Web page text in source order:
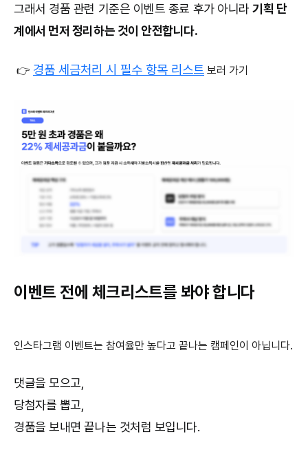
그래서 경품 관련 기준은 이벤트 종료 후가 아니라기획 단
계에서 먼저 정리하는 것이 안전합니다.
👉 경품 세금처리 시 필수 항목 리스트 보러 가기
이벤트 전에 체크리스트를 봐야 합니다
인스타그램 이벤트는 참여율만 높다고 끝나는 캠페인이 아닙니다.
댓글을 모으고,
당첨자를 뽑고,
경품을 보내면 끝나는 것처럼 보입니다.